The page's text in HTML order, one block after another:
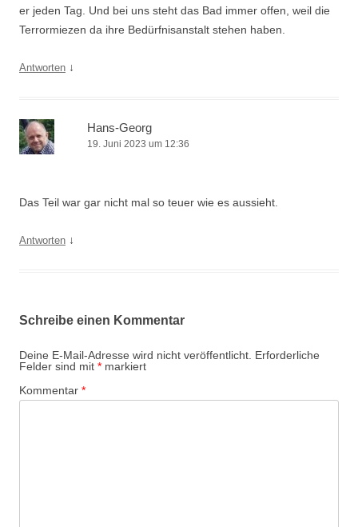
er jeden Tag. Und bei uns steht das Bad immer offen, weil die
Terrormiezen da ihre Bedürfnisanstalt stehen haben.
Antworten ↓
Hans-Georg
19. Juni 2023 um 12:36
Das Teil war gar nicht mal so teuer wie es aussieht.
Antworten ↓
Schreibe einen Kommentar
Deine E-Mail-Adresse wird nicht veröffentlicht. Erforderliche
Felder sind mit * markiert
Kommentar *